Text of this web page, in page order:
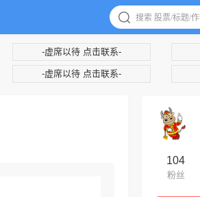
104
粉丝
-虚席以待 点击联系-
-虚席以待 点击联系-